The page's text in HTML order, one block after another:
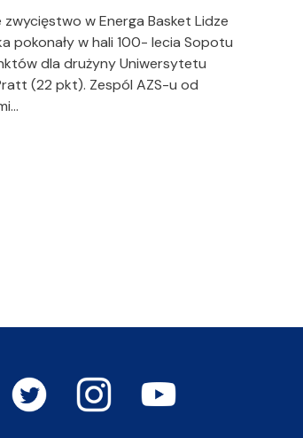
w Energa Basket Lidze
pokonały w hali 100- lecia Sopotu
dla drużyny Uniwersytetu
(22 pkt). Zespól AZS-u od